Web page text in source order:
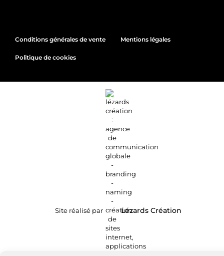
Conditions générales de vente Mentions légales
Politique de cookies
Site réalisé par Lézards Création